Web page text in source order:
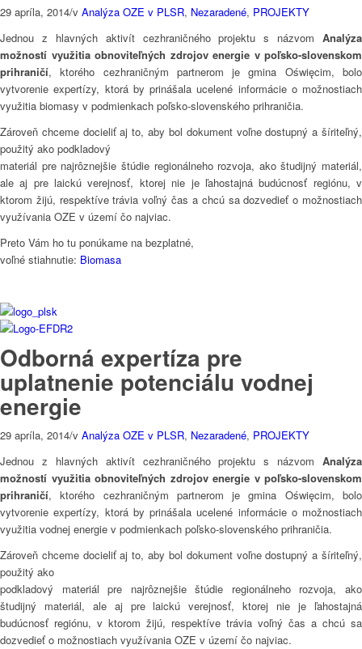
29 apríla, 2014/v Analýza OZE v PLSR, Nezaradené, PROJEKTY
Jednou z hlavných aktivít cezhraničného projektu s názvom Analýza
možností využitia obnoviteľných zdrojov energie v poľsko-slovenskom
prihraničí, ktorého cezhraničným partnerom je gmina Oświęcim, bolo
vytvorenie expertízy, ktorá by prinášala ucelené informácie o možnostiach
využitia biomasy v podmienkach poľsko-slovenského prihraničia.
Zároveň chceme docieliť aj to, aby bol dokument voľne dostupný a šíriteľný,
použitý ako podkladový
materiál pre najrôznejšie štúdie regionálneho rozvoja, ako študijný materiál,
ale aj pre laickú verejnosť, ktorej nie je ľahostajná budúcnosť regiónu, v
ktorom žijú, respektíve trávia voľný čas a chcú sa dozvedieť o možnostiach
využívania OZE v území čo najviac.
Preto Vám ho tu ponúkame na bezplatné,
voľné stiahnutie: Biomasa
Odborná expertíza pre
uplatnenie potenciálu vodnej
energie
29 apríla, 2014/v Analýza OZE v PLSR, Nezaradené, PROJEKTY
Jednou z hlavných aktivít cezhraničného projektu s názvom Analýza
možností využitia obnoviteľných zdrojov energie v poľsko-slovenskom
prihraničí, ktorého cezhraničným partnerom je gmina Oświęcim, bolo
vytvorenie expertízy, ktorá by prinášala ucelené informácie o možnostiach
využitia vodnej energie v podmienkach poľsko-slovenského prihraničia.
Zároveň chceme docieliť aj to, aby bol dokument voľne dostupný a šíriteľný,
použitý ako
podkladový materiál pre najrôznejšie štúdie regionálneho rozvoja, ako
študijný materiál, ale aj pre laickú verejnosť, ktorej nie je ľahostajná
budúcnosť regiónu, v ktorom žijú, respektíve trávia voľný čas a chcú sa
dozvedieť o možnostiach využívania OZE v území čo najviac.